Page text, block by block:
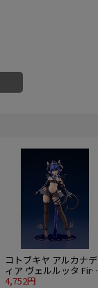
コトブキヤ アルカナデ
ィア ヴェルルッタ
Engage Ver.〈ファース
4,752円